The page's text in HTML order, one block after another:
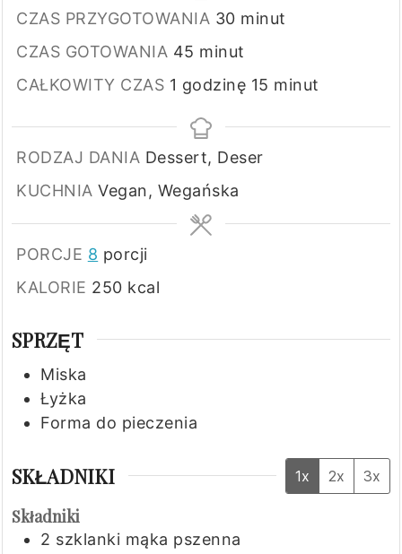
CZAS PRZYGOTOWANIA 30minuty
minut
CZAS GOTOWANIA 45 minuty
minut
CAŁKOWITY CZAS 1 godzina
godzinę 15 minuty
minut
RODZAJ DANIA Dessert, Deser
KUCHNIAVegan, Wegańska
PORCJE 8 porcji
KALORIE 250 kcal
SPRZĘT
Miska
Łyżka
Forma do pieczenia
SKŁADNIKI 1x 2x 3x
Składniki
2 szklanki mąka pszenna